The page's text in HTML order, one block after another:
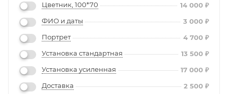
Цветник, 100*70
14 000 ₽
ФИО и даты
3 000 ₽
Портрет
4 700 ₽
Установка стандартная
13 500 ₽
Установка усиленная
17 000 ₽
Доставка
2 500 ₽